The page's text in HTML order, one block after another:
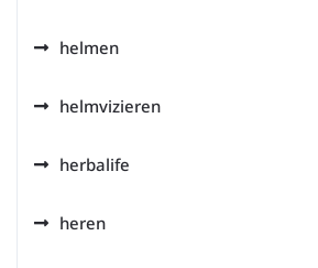
helmen
helmvizieren
herbalife
heren